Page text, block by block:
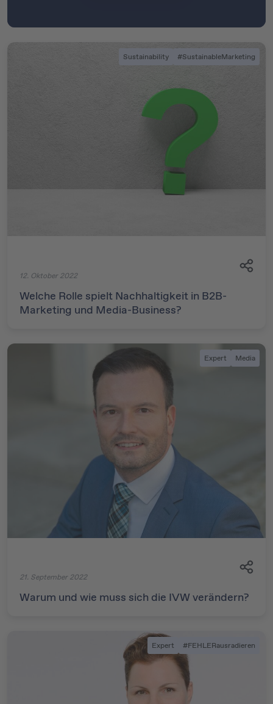
Sustainability #SustainableMarketing
12. Oktober 2022
Welche Rolle spielt Nachhaltigkeit in B2B-
Marketing und Media-Business?
Expert Media
21. September 2022
Warum und wie muss sich die IVW verändern?
Expert #FEHLERausradieren